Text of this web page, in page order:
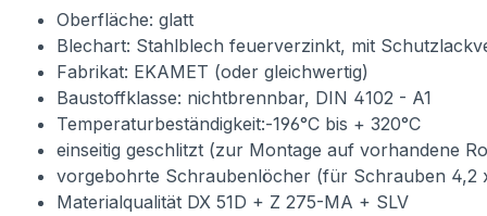
Oberfläche: glatt
Blechart: Stahlblech feuerverzinkt, mit
Fabrikat: EKAMET (oder gleichwertig)
Baustoffklasse: nichtbrennbar, DIN 4102 - A1
Temperaturbeständigkeit:-196°C bis + 320°C
einseitig geschlitzt (zur Montage auf vorhandene
vorgebohrte Schraubenlöcher (für Schrauben 4,2
Materialqualität DX 51D + Z 275-MA + SLV